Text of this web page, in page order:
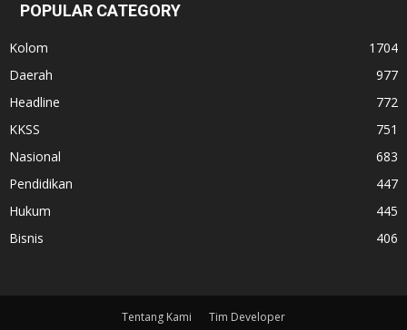
POPULAR CATEGORY
Kolom
1704
Daerah
977
Headline
772
KKSS
751
Nasional
683
Pendidikan
447
Hukum
445
Bisnis
406
Tentang Kami Tim Developer